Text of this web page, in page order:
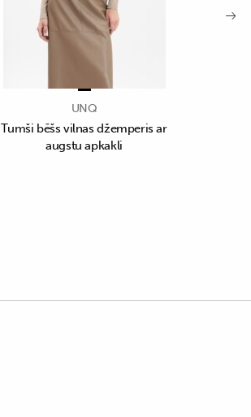
UNQ
Tumši bēšs vilnas džemperis ar
augstu apkakli